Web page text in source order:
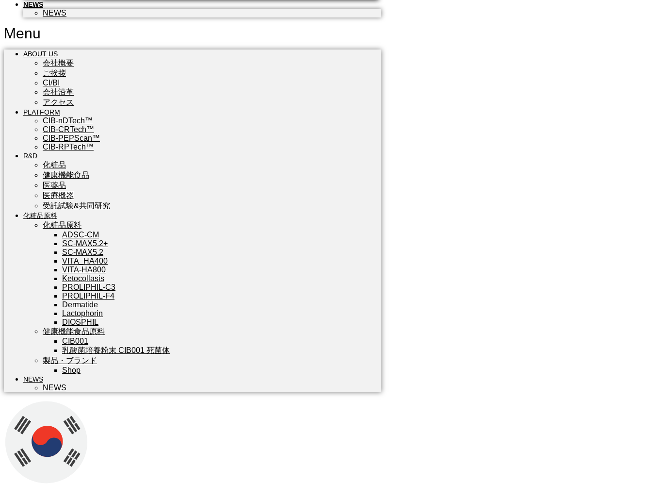
NEWS
NEWS
Menu
ABOUT US
会社概要
ご挨拶
CI/BI
会社沿革
アクセス
PLATFORM
CIB-nDTech™
CIB-CRTech™
CIB-PEPScan™
CIB-RPTech™
R&D
化粧品
健康機能食品
医薬品
医療機器
受託試験&共同研究
化粧品原料
化粧品原料
ADSC-CM
SC-MAX5.2+
SC-MAX5.2
VITA_HA400
VITA-HA800
Ketocollasis
PROLIPHIL-C3
PROLIPHIL-F4
Dermatide
Lactophorin
DIOSPHIL
健康機能食品原料
CIB001
乳酸菌培養粉末 CIB001 死菌体
製品・ブランド
Shop
NEWS
NEWS